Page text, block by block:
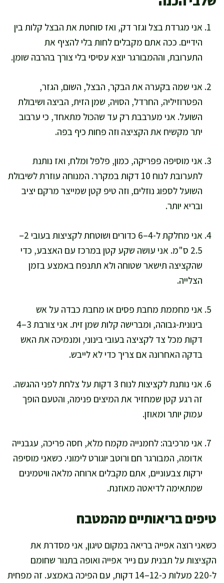
אני מגרדת בצל וגזר דק, ואז סוחטת את הבצל קלות בין
הידיים. ככה אתם מקבלים לחות בלי להציף את
התערובת, וההמבורגר יוצא עסיסי בלי צורך בהרבה שומן.
אני שמה בקערה את הבקר, הבצל, השום, הגזר,
הפטרוזיליה, החרדל, הסויה, שמן הזית, הביצה ושיבולת
השועל. אני מערבבת רק עד שהכול מתאחד, כי ערבוב
יתר מקשיח את הקציצה וזה פחות כיף בפה.
אני מוסיפה פפריקה, כמון, פלפל ומלח, ואז נותנת
לתערובת לנוח 10 דקות במקרר. המנוחה עוזרת לשיבולת
השועל לספוג נוזלים, וזה טיפ קטן שמייצר מרקם יציב
ובריא יותר.
אני מחלקת ל-4–6 כדורים ושוטחת לקציצות בעובי 2–
2.5 ס"מ. אני עושה שקע קטן במרכז עם האצבע, כדי
שהקציצה תישאר שטוחה ולא תתנפח באמצע בזמן
הצלייה.
אני מחממת מחבת פסים או מחבת כבדה על אש
בינונית-גבוהה, ומברישה קלות שמן זית. אני צורבת 3–4
דקות מכל צד לקציצה בעובי בינוני, ומנמיכה את האש
בדקה האחרונה אם צריך כדי לא לייבש.
אני נותנת לקציצות לנוח 3 דקות על צלחת לפני ההגשה.
זה רגע קטן שמחזיר את המיצים פנימה, והטעם הופך
עמוק יותר ומאוזן.
אני מרכיבה: לחמנייה מקמח מלא, חסה פריכה, עגבנייה
אדומה, המבורגר חם ורוטב יוגורט לימוני. כשאני מוסיפה
ירקות צבעוניים, אתם מקבלים ארוחה מלאה וויטמינים
שמתאימה לדיאטה מאוזנת.
טיפים בריאותיים מהמטבח
כשאני רוצה אפייה בריאה במקום טיגון, אני מסדרת את
הקציצות על תבנית עם נייר אפייה ואופה בתנור שחומם
ל-220 מעלות כ-12–14 דקות, עם הפיכה באמצע. זה מפחית